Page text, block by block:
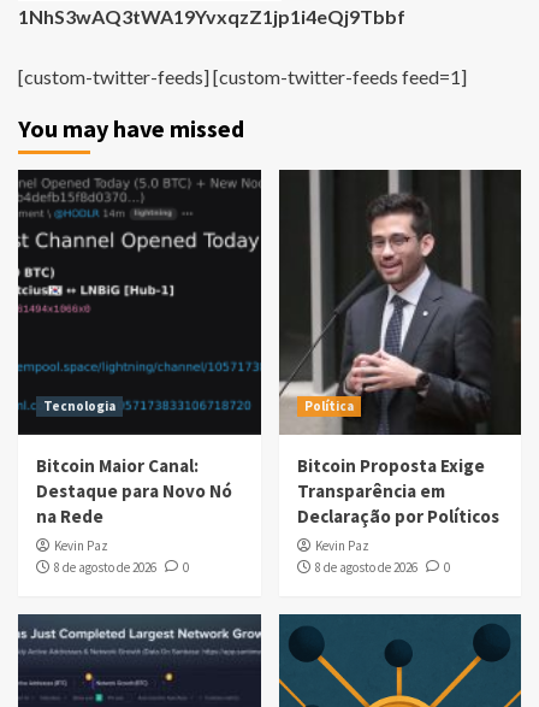
1NhS3wAQ3tWA19YvxqzZ1jp1i4eQj9Tbbf
[custom-twitter-feeds] [custom-twitter-feeds feed=1]
You may have missed
Tecnologia
Bitcoin Maior Canal:
Destaque para Novo Nó
na Rede
Kevin Paz
8 de agosto de 2026
0
Política
Bitcoin Proposta Exige
Transparência em
Declaração por Políticos
Kevin Paz
8 de agosto de 2026
0